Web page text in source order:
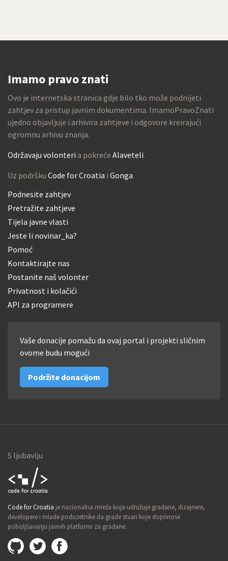
Imamo pravo znati
Ovo je internetska stranica gdje bilo tko može podnijeti
zahtjev za pristup javnim dokumentima. ImamoPravoZnati
ujedno objavljuje i arhivira zahtjeve i odgovore kreirajući
ogromnu arhivu znanja.
Održavaju volonteri a pokreće Alaveteli.
Uz podršku Code for Croatia i Gonga.
Podnesite zahtjev
Pretražite zahtjeve
Tijela javne vlasti
Jeste li novinar_ka?
Pomoć
Kontaktirajte nas
Postanite naš volonter
Privatnost i kolačići
API za programere
Vaše donacije pomažu da ovaj portal i projekti sličnim
ovome budu mogući
Podržite donacijom
S ljubavlju
Croatia
Code for Croatia je nacionalna mreža koja udružuje građane, dizajnere,
developere i mlade poduzetnike da grade stvari koje doprinose
poboljšavanju javnih platformi za građane.